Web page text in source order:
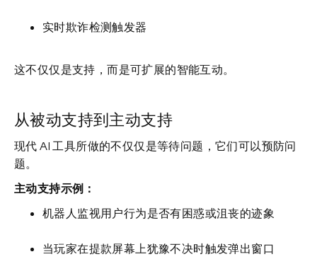
实时欺诈检测触发器
这不仅仅是支持，而是可扩展的智能互动。
从被动支持到主动支持
现代 AI 工具所做的不仅仅是等待问题，它们可以预防问
题。
主动支持示例：
机器人监视用户行为是否有困惑或沮丧的迹象
当玩家在提款屏幕上犹豫不决时触发弹出窗口